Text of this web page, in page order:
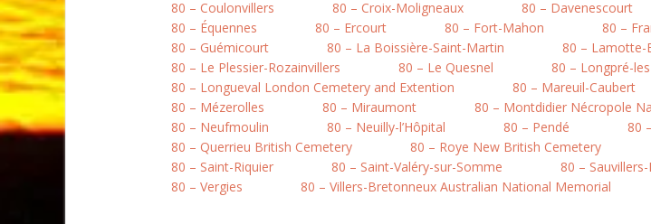
80 – Coulonvillers
80 – Croix-Moligneaux 80 – Davenescourt
80 – Équennes
80 – Ercourt 80 – Fort-Mahon 80 –
80 – Guémicourt
80 – La Boissière-Saint-Martin 80 – Lamotte-
80 – Le Plessier-Rozainvillers
80 – Le Quesnel 80 – Longpré-
80 – Longueval London Cemetery and Extention
80 – Mareuil-Caubert
80 – Mézerolles
80 – Miraumont 80 – Montdidier Nécropole
80 – Neufmoulin
80 – Neuilly-l’Hôpital 80 – Pendé 80
80 – Querrieu British Cemetery
80 – Roye New British Cemetery
80 – Saint-Riquier
80 – Saint-Valéry-sur-Somme 80 –
80 – Vergies
80 – Villers-Bretonneux Australian National Memorial